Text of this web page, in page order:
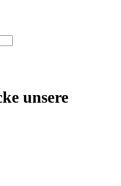
unsere